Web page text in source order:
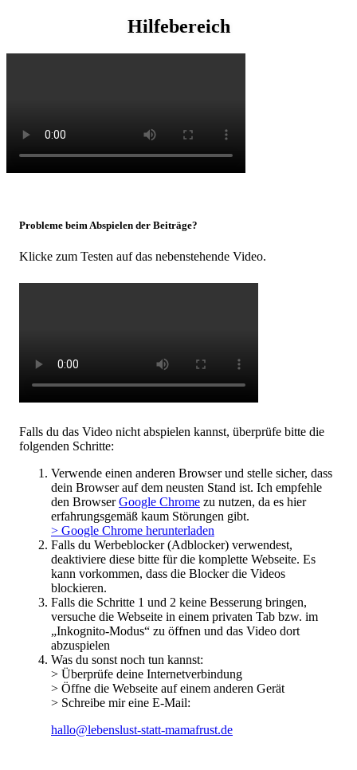
Hilfebereich
Probleme beim Abspielen der Beiträge?
Klicke zum Testen auf das nebenstehende Video.
Falls du das Video nicht abspielen kannst, überprüfe bitte die
folgenden Schritte:
Verwende einen anderen Browser und stelle sicher, dass
dein Browser auf dem neusten Stand ist. Ich empfehle
den BrowserGoogle Chrome zu nutzen, da es hier
erfahrungsgemäß kaum Störungen gibt.
> Google Chrome herunterladen
Falls du Werbeblocker (Adblocker) verwendest,
deaktiviere diese bitte für die komplette Webseite. Es
kann vorkommen, dass die Blocker die Videos
blockieren.
Falls die Schritte 1 und 2 keine Besserung bringen,
versuche die Webseite in einem privaten Tab bzw. im
„Inkognito-Modus“ zu öffnen und das Video dort
abzuspielen
Was du sonst noch tun kannst:
> Überprüfe deine Internetverbindung
> Öffne die Webseite auf einem anderen Gerät
> Schreibe mir eine E-Mail:
hallo@lebenslust-statt-mamafrust.de